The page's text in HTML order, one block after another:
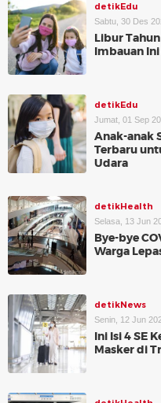
detikEdu
Sabtu, 30 Des
Libur
Imbauan Ini
detikEdu
Jumat, 01 Sep
Anak-anak
Terbaru
Udara
detikHealth
Selasa, 13 Jun
Bye-bye
Warga
detikNews
Senin, 12 Jun
Ini Isi 4 SE
Masker di